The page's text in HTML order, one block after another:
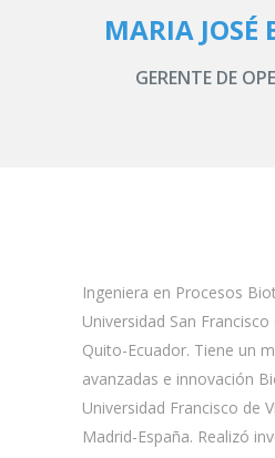
MARIA JOSÉ
GERENTE DE
Ingeniera en Procesos
Universidad San
Quito-Ecuador. Tiene un
avanzadas e innovación
Universidad Francisco de
Madrid-España. Realizó